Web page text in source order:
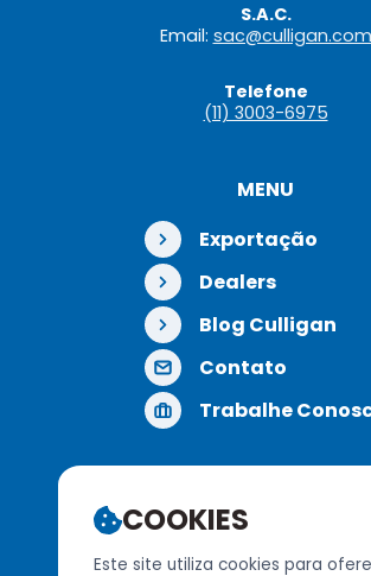
S.A.C.
Email: sac@culligan.com
Telefone
(11) 3003-6975
MENU
Exportação
Dealers
Blog Culligan
Contato
Trabalhe
REDES SOCIAIS
COOKIES
Este site utiliza cookies para